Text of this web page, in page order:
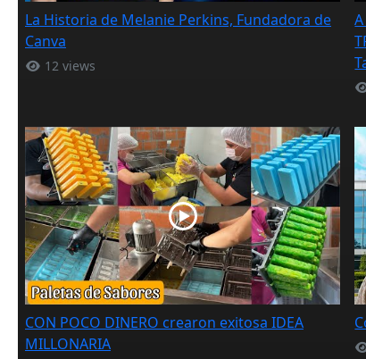
La Historia de Melanie Perkins, Fundadora de
Canva
12 views
CON POCO DINERO crearon exitosa IDEA
MILLONARIA